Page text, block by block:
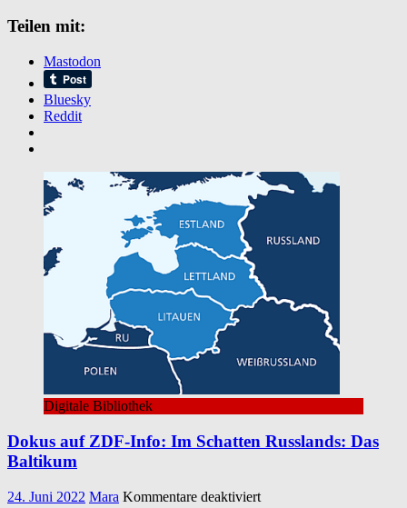
Teilen mit:
Mastodon
Bluesky
Reddit
Digitale Bibliothek
Dokus auf ZDF-Info: Im Schatten Russlands: Das
Baltikum
24. Juni 2022 Mara Kommentare deaktiviertfür